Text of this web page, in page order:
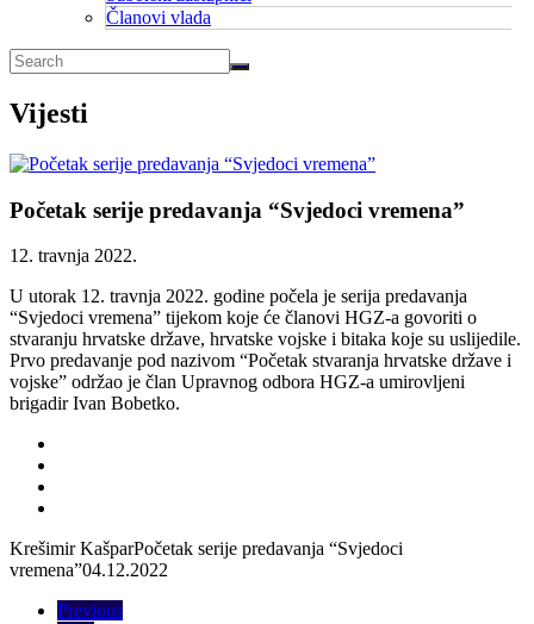
Članovi vlada
Vijesti
Početak serije predavanja “Svjedoci vremena”
12. travnja 2022.
U utorak 12. travnja 2022. godine počela je serija predavanja
“Svjedoci vremena” tijekom koje će članovi HGZ-a govoriti o
stvaranju hrvatske države, hrvatske vojske i bitaka koje su uslijedile.
Prvo predavanje pod nazivom “Početak stvaranja hrvatske države i
vojske” održao je član Upravnog odbora HGZ-a umirovljeni
brigadir Ivan Bobetko.
Krešimir KašparPočetak serije predavanja “Svjedoci
vremena”04.12.2022
Previous